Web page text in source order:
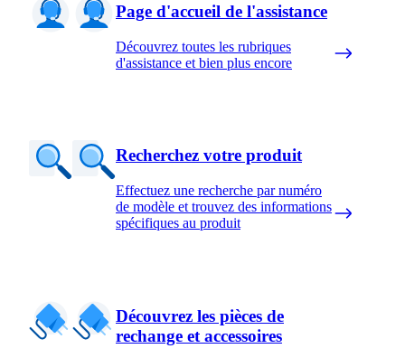
Page d'accueil de l'assistance
Découvrez toutes les rubriques
d'assistance et bien plus encore
Recherchez votre produit
Effectuez une recherche par numéro
de modèle et trouvez des informations
spécifiques au produit
Découvrez les pièces de
rechange et accessoires